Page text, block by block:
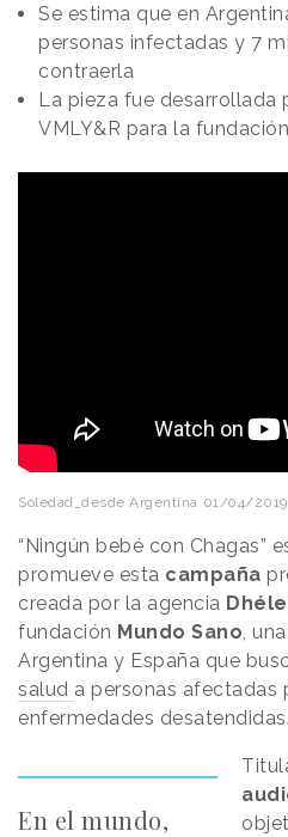
Se estima que en
personas infectadas y 7
contraerla
La pieza fue desarrollada
VMLY&R para la
Soledad_desde Argentina 01/04/2019
“Ningún bebé con Chagas”
promueve esta campaña
creada por la agencia
fundación Mundo Sano ,
Argentina y España que
salud a personas afectadas
enfermedades desatendidas.
En el mundo,